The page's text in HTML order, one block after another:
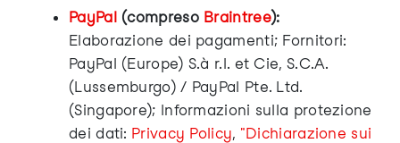
PayPal(compreso Braintree):
Elaborazione dei pagamenti; Fornitori:
PayPal (Europe) S.à r.l. et Cie, S.C.A.
(Lussemburgo) / PayPal Pte. Ltd.
(Singapore); Informazioni sulla protezione
dei dati: Privacy Policy, "Dichiarazione sui